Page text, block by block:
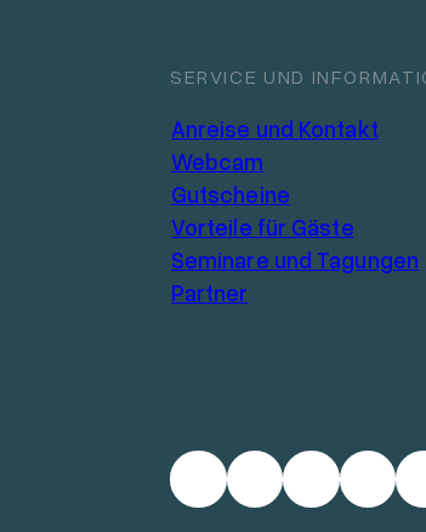
SERVICE UND
Anreise und Kontakt
Webcam
Gutscheine
Vorteile für Gäste
Seminare und Tagungen
Partner